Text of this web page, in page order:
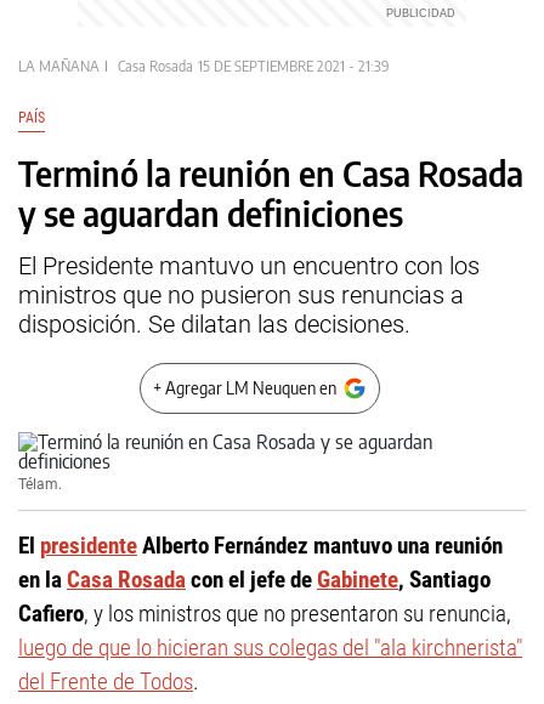
LA MAÑANA Casa Rosada 15 DE SEPTIEMBRE 2021 - 21:39
PAÍS
Terminó la reunión en Casa Rosada
y se aguardan definiciones
El Presidente mantuvo un encuentro con los
ministros que no pusieron sus renuncias a
disposición. Se dilatan las decisiones.
+ Agregar LM Neuquen en
Télam.
El presidenteAlberto Fernández mantuvo una reunión
en laCasa Rosadacon el jefe deGabinete, Santiago
Cafiero, y los ministros que no presentaron su renuncia,
luego de que lo hicieran sus colegas del "ala kirchnerista"
del Frente de Todos.